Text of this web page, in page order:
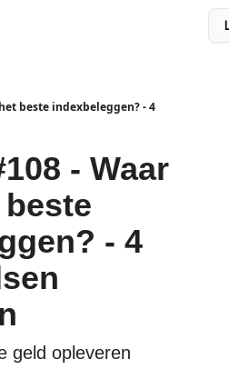
beste indexbeleggen? - 4
- Waar
- 4
geld opleveren